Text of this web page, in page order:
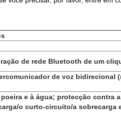
de rede Bluetooth de um
de voz bidirecional
e à água; protecção contra
o curto-circuito/a sobrecarga